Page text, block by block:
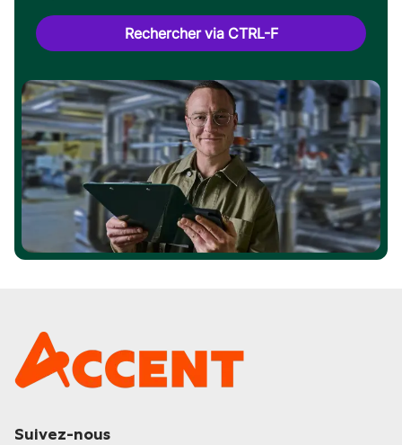
Rechercher via CTRL-F
Suivez-nous